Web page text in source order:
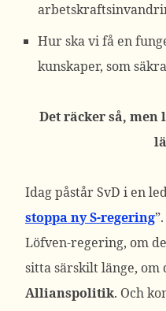
Hur ska vi få en
kunskaper, som
Det räcker så, men
Idag påstår SvD i en
stoppa ny S-regering
Löfven-regering, om
sitta särskilt länge,
Allianspolitik. Och